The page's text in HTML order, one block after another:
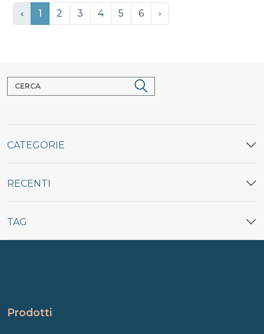
‹ 1 2 3 4 5 6 ›
CATEGORIE
RECENTI
TAG
Prodotti